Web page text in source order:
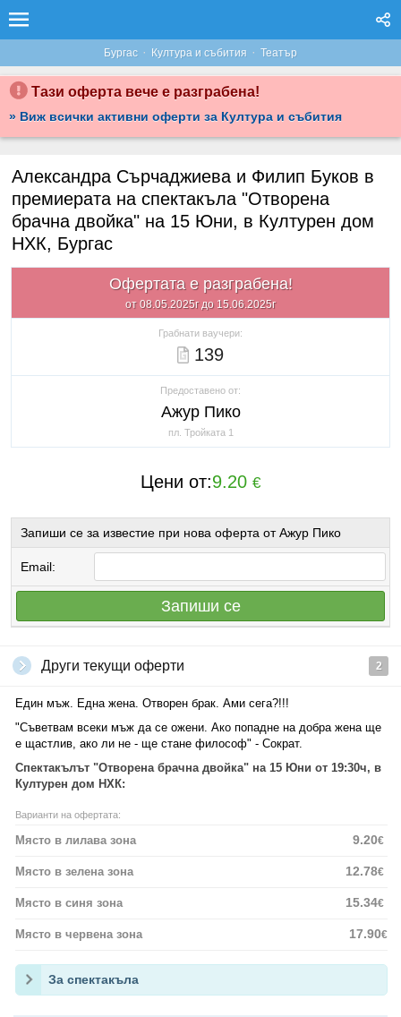
Бургас · Култура и събития · Театър
Тази оферта вече е разграбена!
» Виж всички активни оферти за Култура и събития
Александра Сърчаджиева и Филип Буков в
премиерата на спектакъла "Отворена
брачна двойка" на 15 Юни, в Културен дом
НХК, Бургас
Офертата е разграбена!
от 08.05.2025г до 15.06.2025г
Грабнати ваучери:
139
Предоставено от:
Ажур Пико
пл. Тройката 1
Цени от:9.20 €
Запиши се за известие при нова оферта от Ажур Пико
Email:
Запиши се
Други текущи оферти 2
Един мъж. Една жена. Отворен брак. Ами сега?!!!
"Съветвам всеки мъж да се ожени. Ако попадне на добра жена ще
е щастлив, ако ли не - ще стане философ" - Сократ.
Спектакълът "Отворена брачна двойка" на 15 Юни от 19:30ч, в
Културен дом НХК:
Варианти на офертата:
Място в лилава зона 9.20€
Място в зелена зона 12.78€
Място в синя зона 15.34€
Място в червена зона 17.90€
За спектакъла